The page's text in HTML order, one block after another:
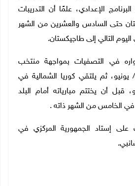
الإعدادي، علمًا أن التدريبات
حتى السادس والعشرين من الشهر
التالي إلى طاجيكستان.
في التصفيات بمواجهة منتخب
29 حزيران/ يونيو، ثم يلتقي كوريا الشمالية في
قبل أن يختتم مبارياته أمام البلد
الخامس من الشهر ذاته .
على إستاد الجمهورية المركزي في